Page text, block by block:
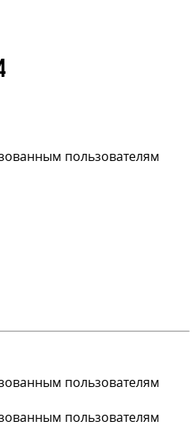
пользователям
пользователям
пользователям